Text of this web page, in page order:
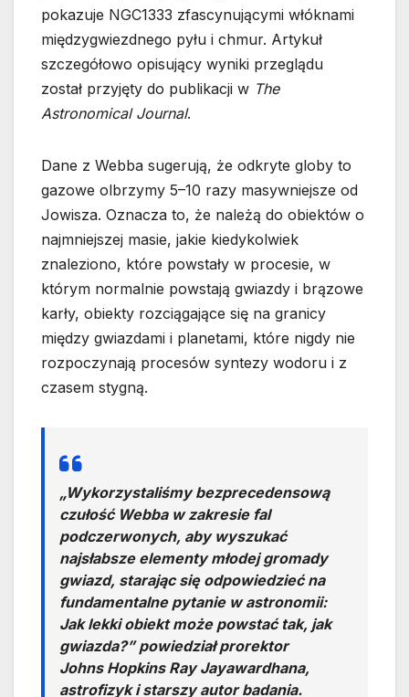
pokazuje NGC1333 zfascynującymi włóknami
międzygwiezdnego pyłu i chmur. Artykuł
szczegółowo opisujący wyniki przeglądu
został przyjęty do publikacji w The
Astronomical Journal.
Dane z Webba sugerują, że odkryte globy to
gazowe olbrzymy 5–10 razy masywniejsze od
Jowisza. Oznacza to, że należą do obiektów o
najmniejszej masie, jakie kiedykolwiek
znaleziono, które powstały w procesie, w
którym normalnie powstają gwiazdy i brązowe
karły, obiekty rozciągające się na granicy
między gwiazdami i planetami, które nigdy nie
rozpoczynają procesów syntezy wodoru i z
czasem stygną.
„Wykorzystaliśmy bezprecedensową
czułość Webba w zakresie fal
podczerwonych, aby wyszukać
najsłabsze elementy młodej gromady
gwiazd, starając się odpowiedzieć na
fundamentalne pytanie w astronomii:
Jak lekki obiekt może powstać tak, jak
gwiazda?” powiedział prorektor
Johns Hopkins Ray Jayawardhana,
astrofizyk i starszy autor badania.